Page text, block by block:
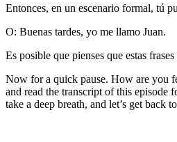
Entonces, en un escenario formal, tú
O: Buenas tardes, yo me llamo Juan.
Es posible que pienses que estas
Now for a quick pause. How are you
and read the transcript of this episode
take a deep breath, and let’s get back